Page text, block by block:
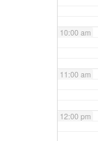
10:00 am
11:00 am
12:00 pm